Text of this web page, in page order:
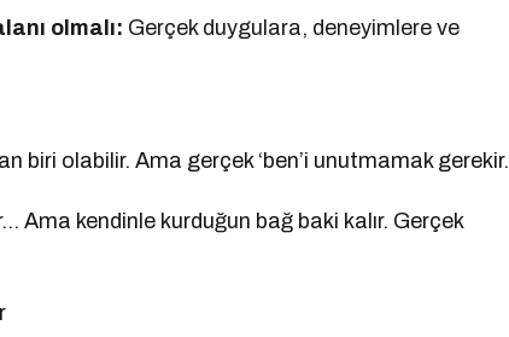
olmalı: Gerçek duygulara, deneyimlere ve
biri olabilir. Ama gerçek ‘ben’i unutmamak gerekir.
Ama kendinle kurduğun bağ baki kalır. Gerçek